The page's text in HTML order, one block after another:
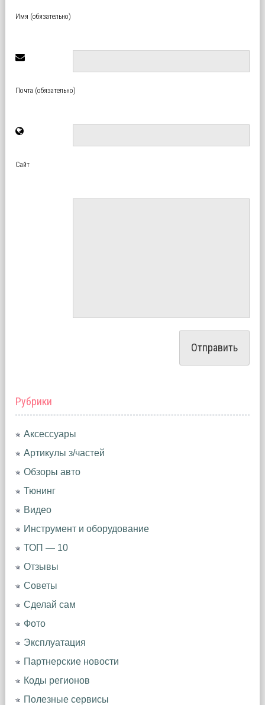
Имя (обязательно)
Почта (обязательно)
Сайт
Рубрики
Аксессуары
Артикулы з/частей
Обзоры авто
Тюнинг
Видео
Инструмент и оборудование
ТОП — 10
Отзывы
Советы
Сделай сам
Фото
Эксплуатация
Партнерские новости
Коды регионов
Полезные сервисы